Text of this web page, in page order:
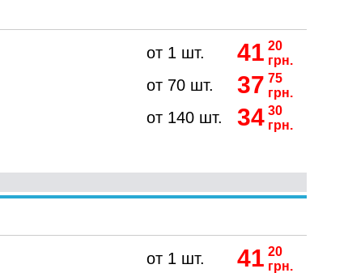
от 1 шт. 41 20
грн.
от 70 шт. 37 75
грн.
от 140 шт. 34 30
грн.
от 1 шт. 41 20
грн.